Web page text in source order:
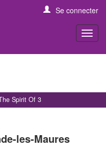
Se connecter
Spirit Of 3
les-Maures